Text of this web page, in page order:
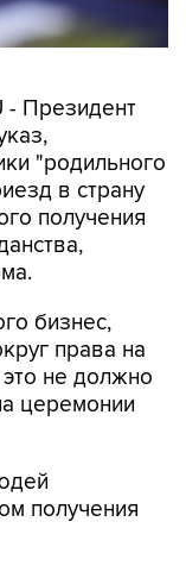
- Президент
"родильного
в страну
получения
бизнес,
права на
не должно
церемонии
получения